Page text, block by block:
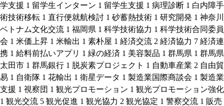
学支援 1 留学生インターン 1 留学生支援 1 病理診断 1 白内障手
術技術移転 1 直行便就航検討 1 砂蓄熱技術 1 研究開発 1 神奈川
ベトナム文化交流 1 福岡県 1 科学技術協力 1 科学技術合同委員
会 1 米価上昇 1 米輸出 1 素朴屋 1 経済交流 2 経済協力 7 経済連
携 1 給料前払いアプリ 1 緑の経済 1 美容製品 1 群馬県 1 群馬県
太田市 1 群馬銀行 1 脱炭素プロジェクト 1 自動車産業 2 自由貿
易 1 自衛隊 1 花輸出 1 衛星データ 1 製造業国際商談会 1 製造業
支援 1 視察団 1 観光プロモーション 1 観光プロモーション強化
1 観光交流 5 観光促進 1 観光協力 2 観光協定 1 警察交流 1 販売